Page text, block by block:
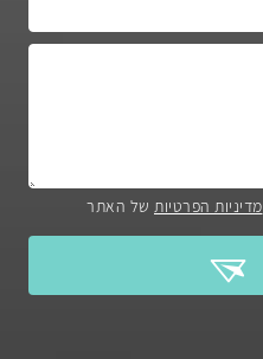
מדיניות הפרטיות של האתר